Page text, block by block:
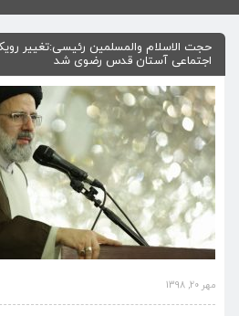
حجت الاسلام والمسلمین رئیسی:تغییر
اجتماعی آستان قدس رضوی شد
مهر 20, 1398